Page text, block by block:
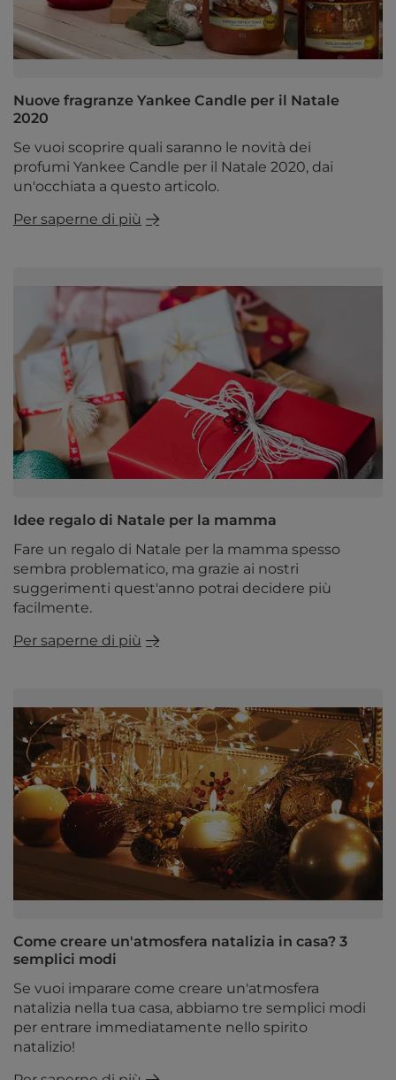
Nuove fragranze Yankee Candle per il Natale
2020
Se vuoi scoprire quali saranno le novità dei
profumi Yankee Candle per il Natale 2020, dai
un'occhiata a questo articolo.
Per saperne di più
Idee regalo di Natale per la mamma
Fare un regalo di Natale per la mamma spesso
sembra problematico, ma grazie ai nostri
suggerimenti quest'anno potrai decidere più
facilmente.
Per saperne di più
Come creare un'atmosfera natalizia in casa? 3
semplici modi
Se vuoi imparare come creare un'atmosfera
natalizia nella tua casa, abbiamo tre semplici modi
per entrare immediatamente nello spirito
natalizio!